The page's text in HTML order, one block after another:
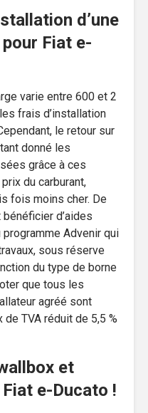
d’une
Fiat e-
varie entre 600 et 2
frais d’installation
le retour sur
donné les
grâce à ces
du carburant,
fois moins cher. De
d’aides
Advenir qui
sous réserve
du type de borne
que tous les
agréé sont
TVA réduit de 5,5 %
et
e-Ducato !